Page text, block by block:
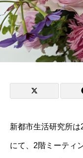
新都市生活研究所
にて、2階ミーティ